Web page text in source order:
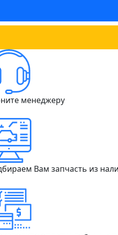
менеджеру
Вам запчасть из